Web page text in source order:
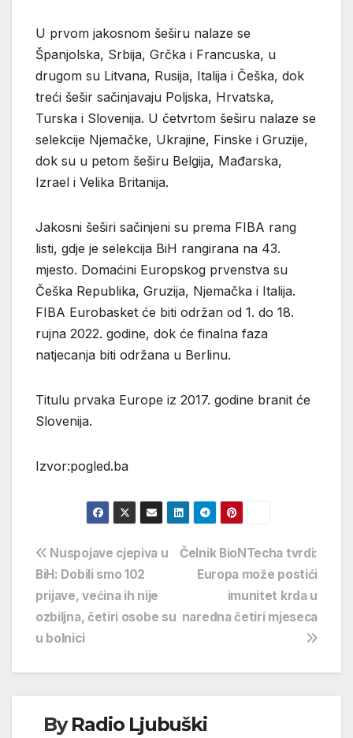
U prvom jakosnom šeširu nalaze se
Španjolska, Srbija, Grčka i Francuska, u
drugom su Litvana, Rusija, Italija i Češka, dok
treći šešir sačinjavaju Poljska, Hrvatska,
Turska i Slovenija. U četvrtom šeširu nalaze se
selekcije Njemačke, Ukrajine, Finske i Gruzije,
dok su u petom šeširu Belgija, Mađarska,
Izrael i Velika Britanija.
Jakosni šeširi sačinjeni su prema FIBA rang
listi, gdje je selekcija BiH rangirana na 43.
mjesto. Domaćini Europskog prvenstva su
Češka Republika, Gruzija, Njemačka i Italija.
FIBA Eurobasket će biti održan od 1. do 18.
rujna 2022. godine, dok će finalna faza
natjecanja biti održana u Berlinu.
Titulu prvaka Europe iz 2017. godine branit će
Slovenija.
Izvor:pogled.ba
Navigacija
objava
Čelnik BioNTecha tvrdi:
Europa može postići
imunitet krda u
naredna četiri mjeseca
Nuspojave cjepiva u
BiH: Dobili smo 102
prijave, većina ih nije
ozbiljna, četiri osobe su
u bolnici
ByRadio Ljubuški